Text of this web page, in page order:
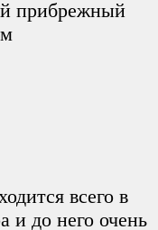
прибрежный
всего в
и до него очень